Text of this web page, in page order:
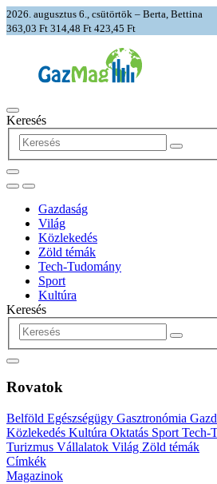
2026. augusztus 6., csütörtök – Berta, Bettina
363,03 Ft 314,48 Ft 423,45 Ft
Keresés
Gazdaság
Világ
Közlekedés
Zöld témák
Tech-Tudomány
Sport
Kultúra
Keresés
Rovatok
Belföld Egészségügy Gasztronómia
Közlekedés Kultúra Oktatás Sport Tech-
Turizmus Vállalatok Világ Zöld témák
Címkék
Magazinok